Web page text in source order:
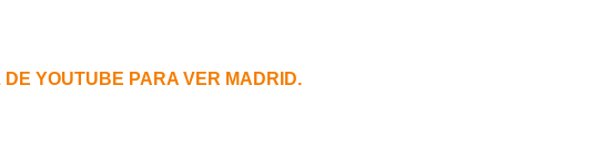
YOUTUBE PARA VER MADRID.